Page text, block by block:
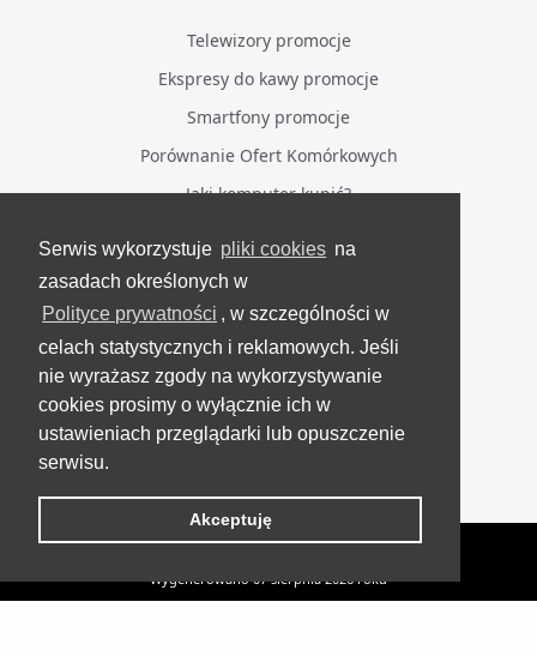
Serwis wykorzystuje pliki cookies na
zasadach określonych w
Polityce prywatności , w szczególności w
celach statystycznych i reklamowych. Jeśli
nie wyrażasz zgody na wykorzystywanie
cookies prosimy o wyłącznie ich w
ustawieniach przeglądarki lub opuszczenie
serwisu.
Akceptuję
Telewizory promocje
Ekspresy do kawy promocje
Smartfony promocje
Porównanie Ofert Komórkowych
Jaki komputer kupić?
BĄDŹ NA BIEŻĄCO
Facebook
Grupa Testerzy Videotestów
YouTube
Twitter
VideoTesty.pl Wszelkie prawa zastrzeżone
Wygenerowano 07 sierpnia 2026 roku